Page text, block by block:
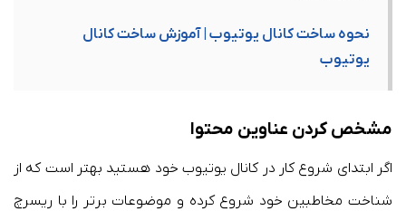
نحوه ساخت کانال یوتیوب | آموزش ساخت کانال
یوتیوب
مشخص کردن عناوین محتوا
اگر ابتدای شروع کار در کانال یوتیوب خود هستید بهتر است که از
شناخت مخاطبین خود شروع کرده و موضوعات برتر را با ریسرچ